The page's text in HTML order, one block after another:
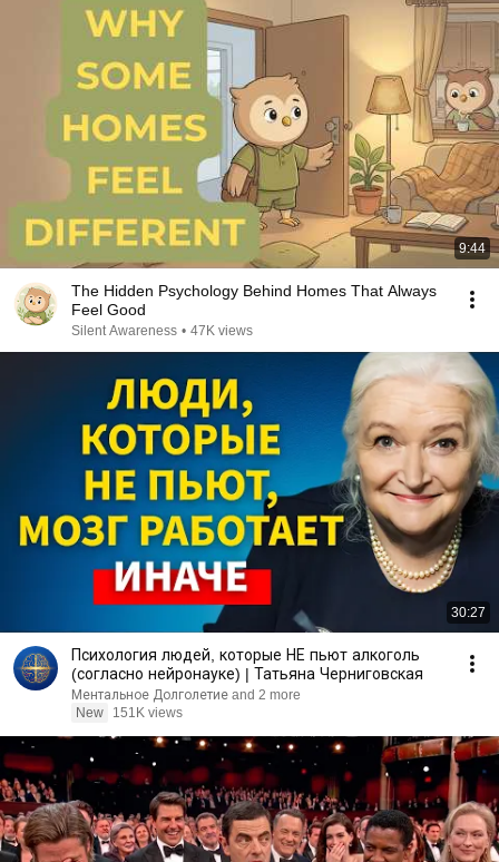
9:44
The Hidden Psychology Behind Homes That Always
Feel Good
Silent Awareness • 47K views
30:27
Психология людей, которые НЕ пьют алкоголь
(согласно нейронауке) | Татьяна Черниговская
Ментальное Долголетие and 2 more
New
151K views